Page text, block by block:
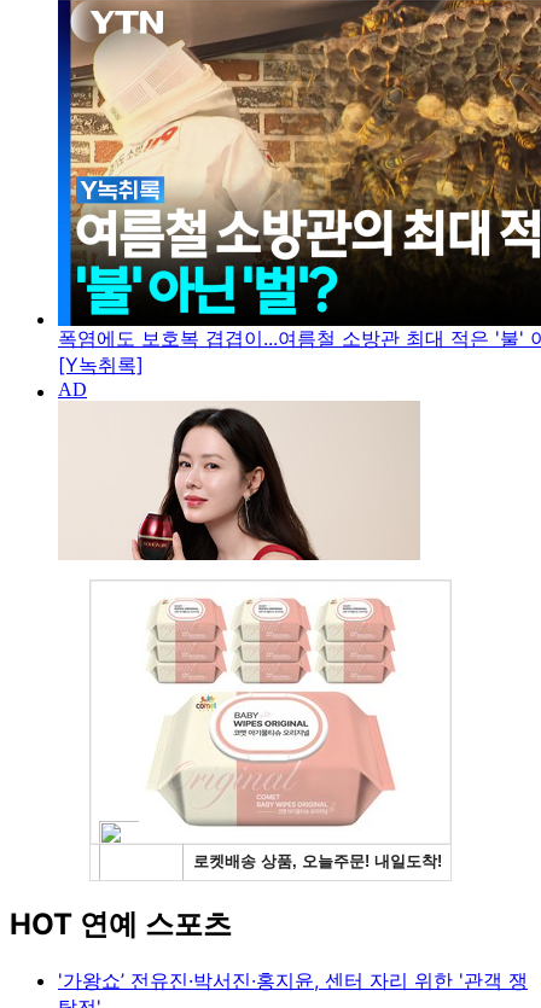
폭염에도 보호복 겹겹이...여름철 소방관 최대 적은 '불'
[Y녹취록]
HOT 연예 스포츠
'가왕쇼’ 전유진·박서진·홍지윤, 센터 자리 위한 '관객 쟁